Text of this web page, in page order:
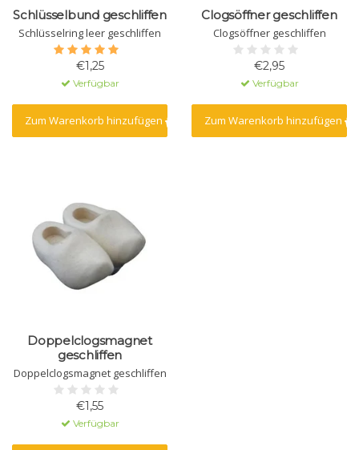
Schlüsselbund geschliffen
Schlüsselring leer geschliffen
€1,25
Verfügbar
Zum Warenkorb hinzufügen
Clogsöffner geschliffen
Clogsöffner geschliffen
€2,95
Verfügbar
Zum Warenkorb hinzufügen
Doppelclogsmagnet
geschliffen
Doppelclogsmagnet geschliffen
€1,55
Verfügbar